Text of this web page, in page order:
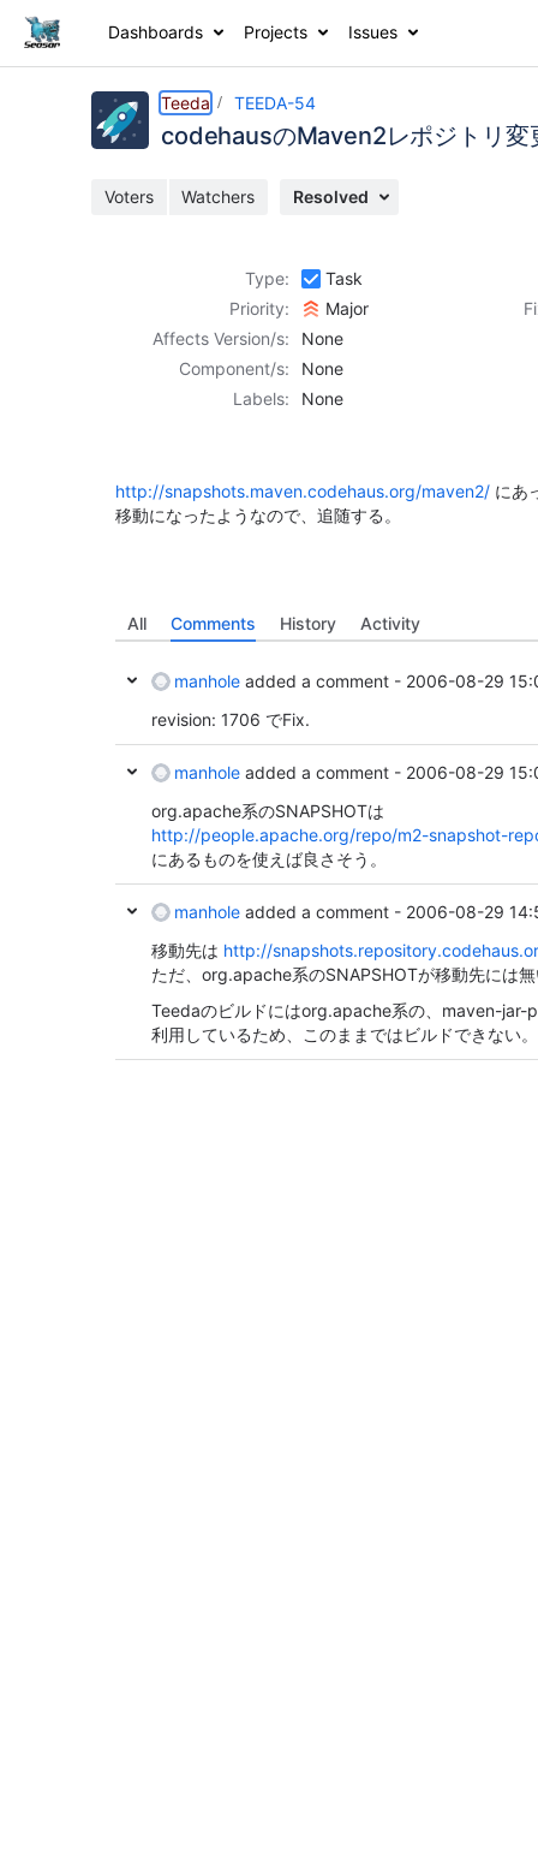
Dashboards Projects Issues
Teeda TEEDA-54
codehausのMaven2レポジトリ変
Voters Watchers Resolved
Type:
Task
Priority:
Major
Affects Version/s:
None
Component/s:
None
Labels:
None
http://snapshots.maven.codehaus.org/maven2/ にあ
移動になったようなので、追随する。
All Comments History Activity
manhole added a comment - 2006-08-29
revision: 1706 でFix.
manhole added a comment - 2006-08-29
org.apache系のSNAPSHOTは
http://people.apache.org/repo/m2-snapshot-
にあるものを使えば良さそう。
manhole added a comment - 2006-08-29
移動先は http://
ただ、org.apache系のSNAPSHOTが移動先には
Teedaのビルドにはorg.apache系の、maven-jar-
利用しているため、このままではビルドできない。